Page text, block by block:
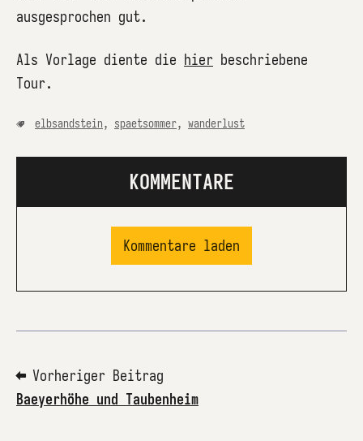
ausgesprochen gut.
Als Vorlage diente die hier beschriebene
Tour.
elbsandstein, spaetsommer, wanderlust
KOMMENTARE
Kommentare laden
⬅ Vorheriger Beitrag
Baeyerhöhe und Taubenheim